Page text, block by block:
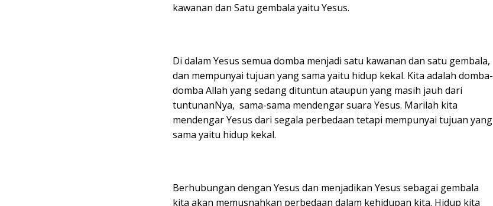
kawanan dan Satu gembala yaitu Yesus.
Di dalam Yesus semua domba menjadi satu kawanan dan satu gembala,
dan mempunyai tujuan yang sama yaitu hidup kekal. Kita adalah domba-
domba Allah yang sedang dituntun ataupun yang masih jauh dari
tuntunanNya, sama-sama mendengar suara Yesus. Marilah kita
mendengar Yesus dari segala perbedaan tetapi mempunyai tujuan yang
sama yaitu hidup kekal.
Berhubungan dengan Yesus dan menjadikan Yesus sebagai gembala
kita akan memusnahkan perbedaan dalam kehidupan kita. Hidup kita